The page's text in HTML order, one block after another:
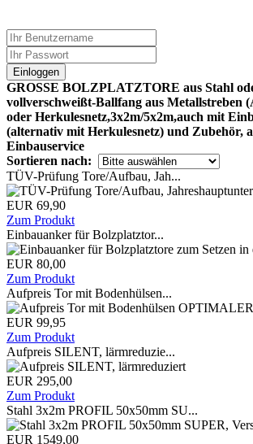
Einloggen
GROSSE BOLZPLATZTORE aus Stahl
vollverschweißt-Ballfang aus Metallstreben
oder Herkulesnetz,3x2m/5x2m,auch mit
(alternativ mit Herkulesnetz) und Zubehör,
Einbauservice
Sortieren nach:
TÜV-Prüfung Tore/Aufbau, Jah...
EUR 69,90
Zum Produkt
Einbauanker für Bolzplatztor...
EUR 80,00
Zum Produkt
Aufpreis Tor mit Bodenhülsen...
EUR 99,95
Zum Produkt
Aufpreis SILENT, lärmreduzie...
EUR 295,00
Zum Produkt
Stahl 3x2m PROFIL 50x50mm SU...
EUR 1549,00